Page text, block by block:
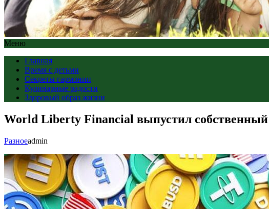
Меню
Главная
Время с детьми
Секреты гармонии
Кулинарные радости
Здоровый образ жизни
World Liberty Financial выпустил собственный
Разноеadmin